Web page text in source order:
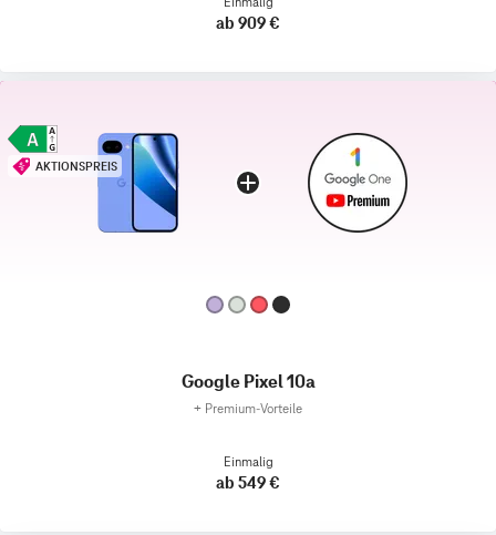
ab 909 €
AKTIONSPREIS
Google Pixel 10a
+ Premium‑Vorteile
Einmalig
ab 549 €